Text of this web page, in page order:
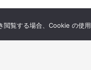
覧する場合、Cookie の使